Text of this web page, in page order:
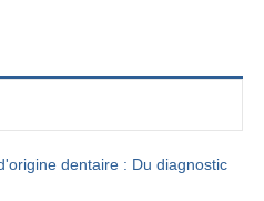
dentaire : Du diagnostic